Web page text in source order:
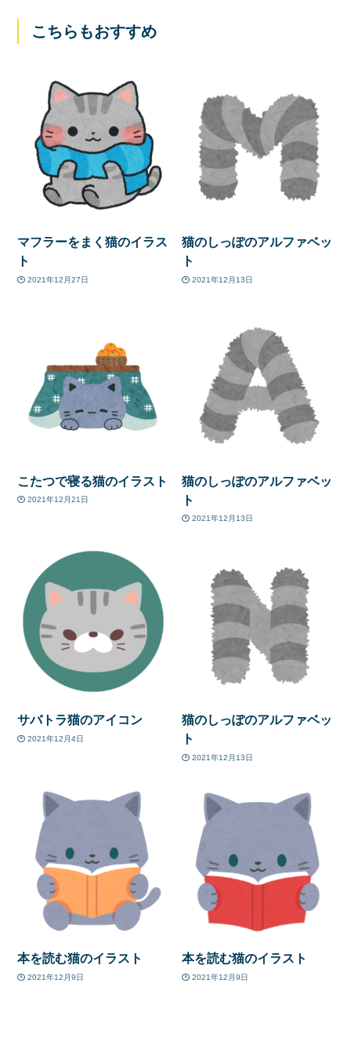
こちらもおすすめ
マフラーをまく猫のイラス
ト
2021年12月27日
猫のしっぽのアルファベッ
ト
2021年12月13日
こたつで寝る猫のイラスト
2021年12月21日
猫のしっぽのアルファベッ
ト
2021年12月13日
サバトラ猫のアイコン
2021年12月4日
猫のしっぽのアルファベッ
ト
2021年12月13日
本を読む猫のイラスト
2021年12月9日
本を読む猫のイラスト
2021年12月9日